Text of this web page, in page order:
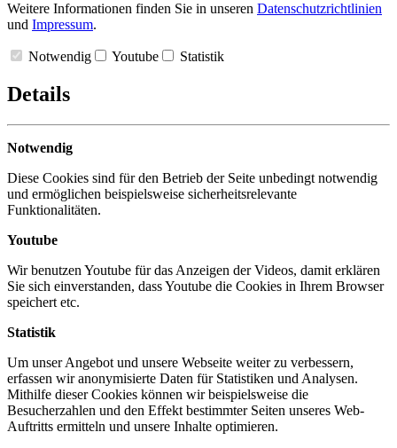
Weitere Informationen finden Sie in unseren Datenschutzrichtlinien
und Impressum.
Notwendig Youtube Statistik
Details
Notwendig
Diese Cookies sind für den Betrieb der Seite unbedingt notwendig
und ermöglichen beispielsweise sicherheitsrelevante
Funktionalitäten.
Youtube
Wir benutzen Youtube für das Anzeigen der Videos, damit erklären
Sie sich einverstanden, dass Youtube die Cookies in Ihrem Browser
speichert etc.
Statistik
Um unser Angebot und unsere Webseite weiter zu verbessern,
erfassen wir anonymisierte Daten für Statistiken und Analysen.
Mithilfe dieser Cookies können wir beispielsweise die
Besucherzahlen und den Effekt bestimmter Seiten unseres Web-
Auftritts ermitteln und unsere Inhalte optimieren.